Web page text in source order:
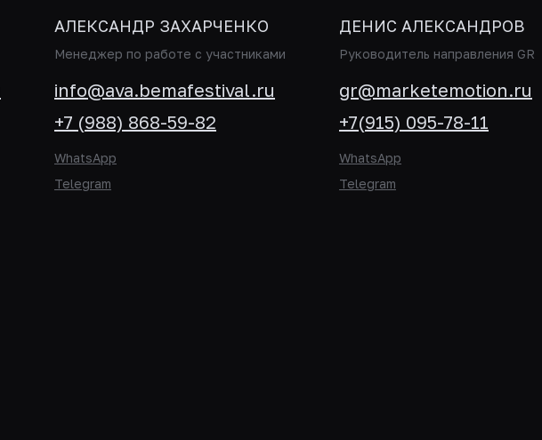
АЛЕКСАНДР ЗАХАРЧЕНКО
Менеджер по работе с участниками
info@ava.bemafestival.ru
+7 (988) 868-59-82
WhatsApp
Telegram
ДЕНИС АЛЕКСАНДРОВ
Руководитель направления GR
gr@marketemotion.ru
+7(915) 095-78-11
WhatsApp
Telegram